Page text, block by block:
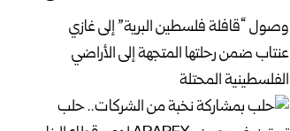
وصول “قافلة فلسطين البرية” إلى غازي
عنتاب ضمن رحلتها المتجهة إلى الأراضي
الفلسطينية المحتلة